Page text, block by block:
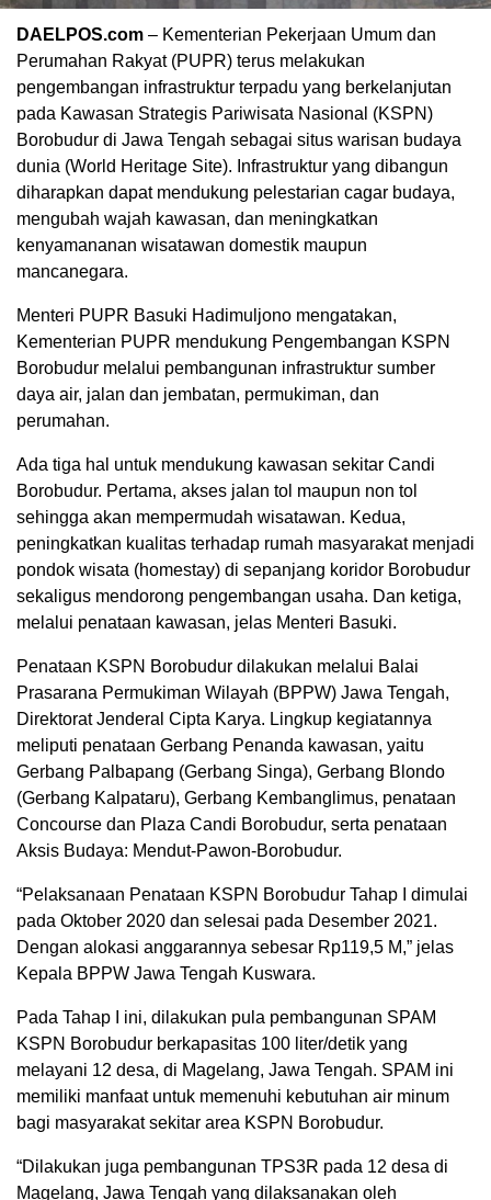
DAELPOS.com – Kementerian Pekerjaan Umum dan
Perumahan Rakyat (PUPR) terus melakukan
pengembangan infrastruktur terpadu yang berkelanjutan
pada Kawasan Strategis Pariwisata Nasional (KSPN)
Borobudur di Jawa Tengah sebagai situs warisan budaya
dunia (World Heritage Site). Infrastruktur yang dibangun
diharapkan dapat mendukung pelestarian cagar budaya,
mengubah wajah kawasan, dan meningkatkan
kenyamananan wisatawan domestik maupun
mancanegara.
Menteri PUPR Basuki Hadimuljono mengatakan,
Kementerian PUPR mendukung Pengembangan KSPN
Borobudur melalui pembangunan infrastruktur sumber
daya air, jalan dan jembatan, permukiman, dan
perumahan.
Ada tiga hal untuk mendukung kawasan sekitar Candi
Borobudur. Pertama, akses jalan tol maupun non tol
sehingga akan mempermudah wisatawan. Kedua,
peningkatkan kualitas terhadap rumah masyarakat menjadi
pondok wisata (homestay) di sepanjang koridor Borobudur
sekaligus mendorong pengembangan usaha. Dan ketiga,
melalui penataan kawasan, jelas Menteri Basuki.
Penataan KSPN Borobudur dilakukan melalui Balai
Prasarana Permukiman Wilayah (BPPW) Jawa Tengah,
Direktorat Jenderal Cipta Karya. Lingkup kegiatannya
meliputi penataan Gerbang Penanda kawasan, yaitu
Gerbang Palbapang (Gerbang Singa), Gerbang Blondo
(Gerbang Kalpataru), Gerbang Kembanglimus, penataan
Concourse dan Plaza Candi Borobudur, serta penataan
Aksis Budaya: Mendut-Pawon-Borobudur.
“Pelaksanaan Penataan KSPN Borobudur Tahap I dimulai
pada Oktober 2020 dan selesai pada Desember 2021.
Dengan alokasi anggarannya sebesar Rp119,5 M,” jelas
Kepala BPPW Jawa Tengah Kuswara.
Pada Tahap I ini, dilakukan pula pembangunan SPAM
KSPN Borobudur berkapasitas 100 liter/detik yang
melayani 12 desa, di Magelang, Jawa Tengah. SPAM ini
memiliki manfaat untuk memenuhi kebutuhan air minum
bagi masyarakat sekitar area KSPN Borobudur.
“Dilakukan juga pembangunan TPS3R pada 12 desa di
Magelang, Jawa Tengah yang dilaksanakan oleh